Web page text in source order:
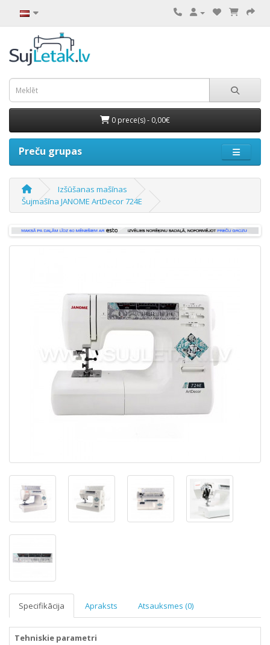
0 prece(s) - 0,00€
Preču grupas
Izšūšanas mašīnas
Šujmašīna JANOME ArtDecor 724E
Specifikācija Apraksts Atsauksmes (0)
Tehniskie parametri